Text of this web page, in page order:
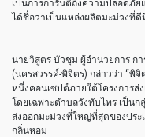
เป็นการการันตีถึงความปลอดภั
ได้ชื่อว่าเป็นแหล่งผลิตมะม่วงที่
นายวิสูตร บัวชุม ผู้อำนวยการ ก
(นครสวรรค์-พิจิตร) กล่าวว่า “พิ
หนึ่งคอนเซปต์ภายใต้โครงการส่ง
โดยเฉพาะตำบลวังทับไทร เป็น
ส่งออกมะม่วงที่ใหญ่ที่สุดของปร
กลิ่นหอม